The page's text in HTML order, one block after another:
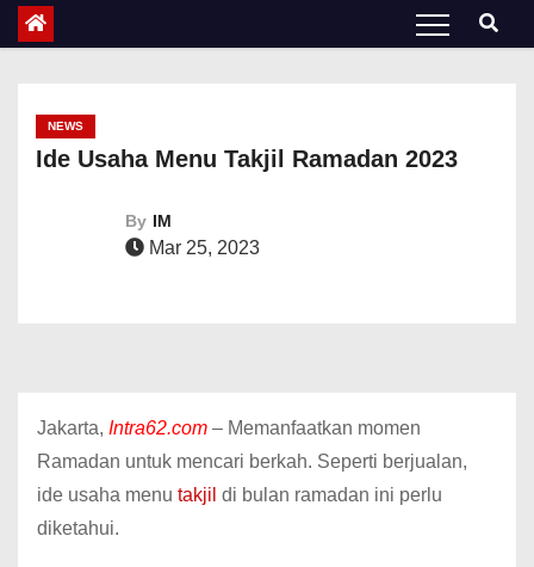
NEWS
Ide Usaha Menu Takjil Ramadan 2023
By IM
Mar 25, 2023
Jakarta, Intra62.com – Memanfaatkan momen
Ramadan untuk mencari berkah. Seperti berjualan,
ide usaha menu takjil di bulan ramadan ini perlu
diketahui.